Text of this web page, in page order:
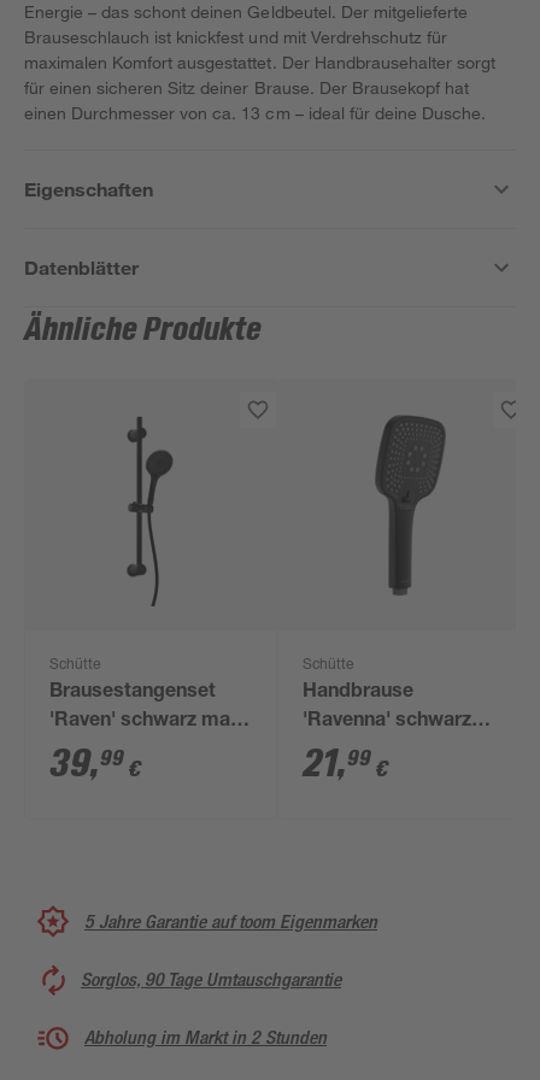
Energie – das schont deinen Geldbeutel. Der mitgelieferte
Brauseschlauch ist knickfest und mit Verdrehschutz für
maximalen Komfort ausgestattet. Der Handbrausehalter sorgt
für einen sicheren Sitz deiner Brause. Der Brausekopf hat
einen Durchmesser von ca. 13 cm – ideal für deine Dusche.
Eigenschaften
Datenblätter
Ähnliche Produkte
Schütte
Brausestangenset
'Raven' schwarz matt,
3 Strahlarten
39,99 €
Schütte
Handbrause
'Ravenna' schwarz
matt Eckig 10 cm, 3
Strahlarten
21,99 €
5 Jahre Garantie auf toom Eigenmarken
Sorglos, 90 Tage Umtauschgarantie
Abholung im Markt in 2 Stunden